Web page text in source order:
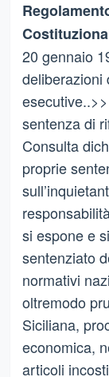
20 gennaio
deliberazioni
sentenza di
Consulta
proprie
si espone e
sentenziato
normativi
oltremodo
Siciliana,
economica,
articoli